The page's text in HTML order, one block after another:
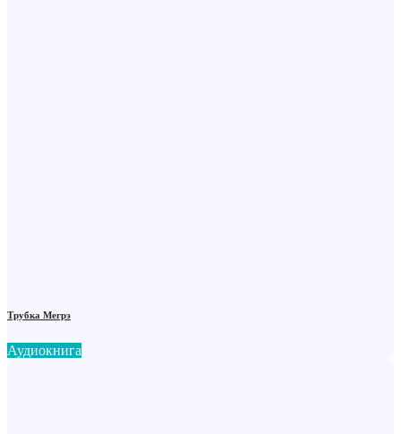
Трубка Мегрэ
Аудиокнига